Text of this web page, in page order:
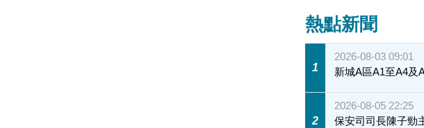
熱點新聞
1
2026-08-03 09:01
新城A區A1至A4及
2
2026-08-05 22:25
保安司司長陳子勁